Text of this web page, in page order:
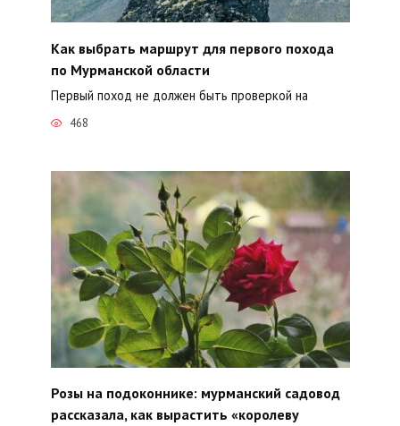
Как выбрать маршрут для первого похода
по Мурманской области
Первый поход не должен быть проверкой на
468
Розы на подоконнике: мурманский садовод
рассказала, как вырастить «королеву